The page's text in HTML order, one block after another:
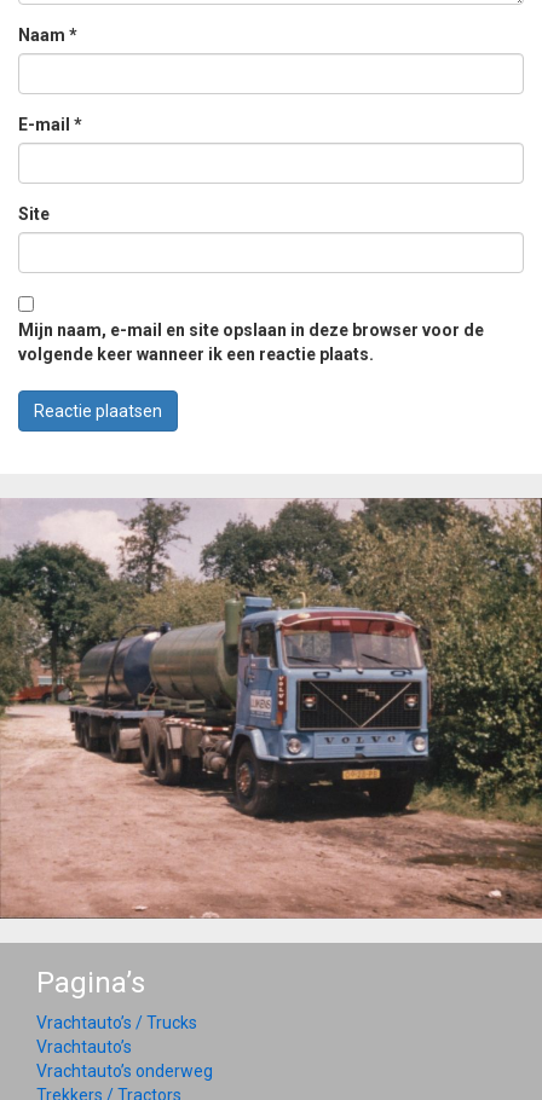
Naam *
E-mail *
Site
Mijn naam, e-mail en site opslaan in deze browser voor de
volgende keer wanneer ik een reactie plaats.
Pagina’s
Vrachtauto’s / Trucks
Vrachtauto’s
Vrachtauto’s onderweg
Trekkers / Tractors